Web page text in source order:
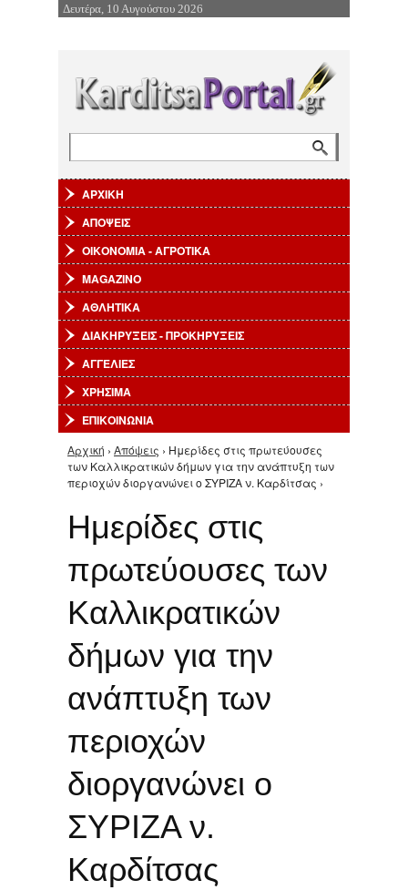
Επιστροφή στην Πλοήγηση
Δευτέρα, 10 Αυγούστου 2026
ΑΡΧΙΚΗ
ΑΠΟΨΕΙΣ
ΟΙΚΟΝΟΜΙΑ - ΑΓΡΟΤΙΚΑ
MAGAZINO
ΑΘΛΗΤΙΚΑ
ΔΙΑΚΗΡΥΞΕΙΣ - ΠΡΟΚΗΡΥΞΕΙΣ
ΑΓΓΕΛΙΕΣ
ΧΡΗΣΙΜΑ
ΕΠΙΚΟΙΝΩΝΙΑ
Είστε εδώ
Αρχική › Απόψεις › Ημερίδες στις πρωτεύουσες
των Καλλικρατικών δήμων για την ανάπτυξη των
περιοχών διοργανώνει ο ΣΥΡΙΖΑ ν. Καρδίτσας ›
Ημερίδες στις
πρωτεύουσες των
Καλλικρατικών
δήμων για την
ανάπτυξη των
περιοχών
διοργανώνει ο
ΣΥΡΙΖΑ ν.
Καρδίτσας